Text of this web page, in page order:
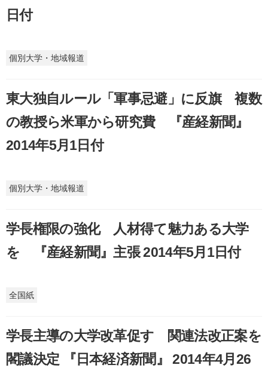
日付
個別大学・地域報道
東大独自ルール「軍事忌避」に反旗 複数
の教授ら米軍から研究費 『産経新聞』
2014年5月1日付
個別大学・地域報道
学長権限の強化 人材得て魅力ある大学
を 『産経新聞』主張 2014年5月1日付
全国紙
学長主導の大学改革促す 関連法改正案を
閣議決定 『日本経済新聞』 2014年4月26